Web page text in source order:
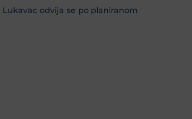
odvija se po planiranom